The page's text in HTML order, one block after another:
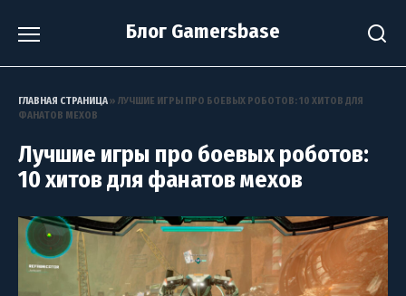
Блог Gamersbase
ГЛАВНАЯ СТРАНИЦА» ЛУЧШИЕ ИГРЫ ПРО БОЕВЫХ РОБОТОВ: 10 ХИТОВ ДЛЯ
ФАНАТОВ МЕХОВ
Лучшие игры про боевых роботов:
10 хитов для фанатов мехов